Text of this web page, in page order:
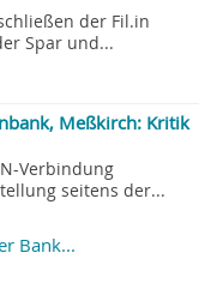
der Fil.in
Spar und...
Meßkirch: Kritik
Verbindung
seitens der...
Bank...